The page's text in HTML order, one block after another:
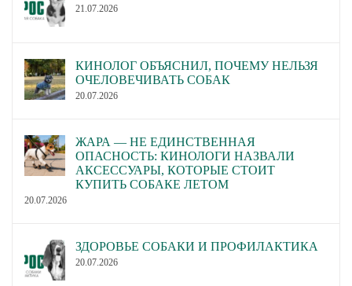
21.07.2026
КИНОЛОГ ОБЪЯСНИЛ, ПОЧЕМУ НЕЛЬЗЯ
ОЧЕЛОВЕЧИВАТЬ СОБАК
20.07.2026
ЖАРА — НЕ ЕДИНСТВЕННАЯ
ОПАСНОСТЬ: КИНОЛОГИ НАЗВАЛИ
АКСЕССУАРЫ, КОТОРЫЕ СТОИТ
КУПИТЬ СОБАКЕ ЛЕТОМ
20.07.2026
ЗДОРОВЬЕ СОБАКИ И ПРОФИЛАКТИКА
20.07.2026